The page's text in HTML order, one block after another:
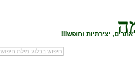
יצירתיות וחופש!!!